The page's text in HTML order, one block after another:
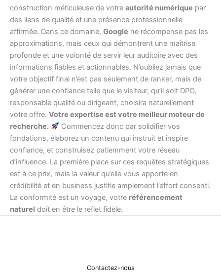
construction méticuleuse de votre autorité numérique par
des liens de qualité et une présence professionnelle
affirmée. Dans ce domaine, Google ne récompense pas les
approximations, mais ceux qui démontrent une maîtrise
profonde et une volonté de servir leur auditoire avec des
informations fiables et actionnables. N’oubliez jamais que
votre objectif final n’est pas seulement de ranker, mais de
générer une confiance telle que le visiteur, qu’il soit DPO,
responsable qualité ou dirigeant, choisira naturellement
votre offre. Votre expertise est votre meilleur moteur de
recherche.
Commencez donc par solidifier vos
fondations, élaborez un contenu qui instruit et inspire
confiance, et construisez patiemment votre réseau
d’influence. La première place sur ces requêtes stratégiques
est à ce prix, mais la valeur qu’elle vous apporte en
crédibilité et en business justifie amplement l’effort consenti.
La conformité est un voyage, votre référencement
naturel doit en être le reflet fidèle.
Contactez-nous